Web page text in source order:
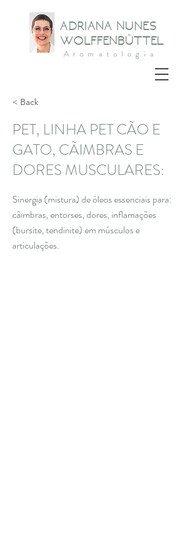
ADRIANA NUNES
WOLFFENBÜTTEL
Aromatologia
< Back
PET, LINHA PET CÃO E
GATO, CÃIMBRAS E
DORES MUSCULARES:
Sinergia (mistura) de óleos essenciais para:
câimbras, entorses, dores, inflamações
(bursite, tendinite) em músculos e
articulações.